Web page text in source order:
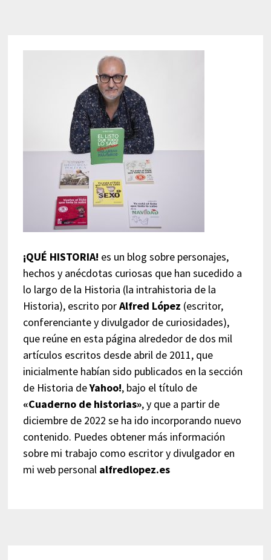
¡QUÉ HISTORIA! es un blog sobre personajes,
hechos y anécdotas curiosas que han sucedido a
lo largo de la Historia (la intrahistoria de la
Historia), escrito porAlfred López (escritor,
conferenciante y divulgador de curiosidades),
que reúne en esta página alrededor de dos mil
artículos escritos desde abril de 2011, que
inicialmente habían sido publicados en la sección
de Historia deYahoo!, bajo el título de
«Cuaderno de historias», y que a partir de
diciembre de 2022 se ha ido incorporando nuevo
contenido. Puedes obtener más información
sobre mi trabajo como escritor y divulgador en
mi web personal alfredlopez.es